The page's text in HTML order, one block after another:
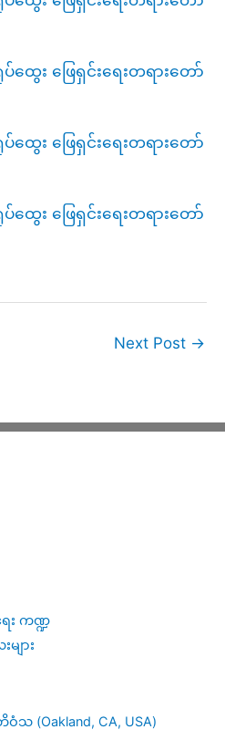
ေး ဖြေရှင်းရေးတရားတော်
ေး ဖြေရှင်းရေးတရားတော်
ေး ဖြေရှင်းရေးတရားတော်
Next Post →
း ကဏ္ဍ
ျား
(Oakland, CA, USA)